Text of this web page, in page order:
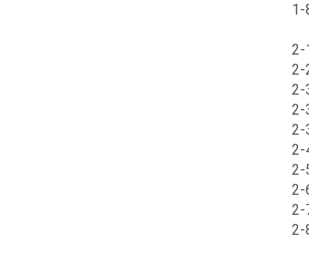
1-
2-
2-
2-
2-
2-
2-
2-
2-
2-
2-